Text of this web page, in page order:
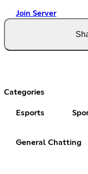
Join Server
Categories
Esports
General Chatting